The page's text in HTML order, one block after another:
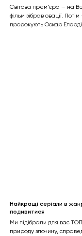
Світова прем'єра — на
фільм зібрав овації.
пророкують Оскар
Найкращі серіали в
подивитися
Ми підібрали для вас
природу злочину,